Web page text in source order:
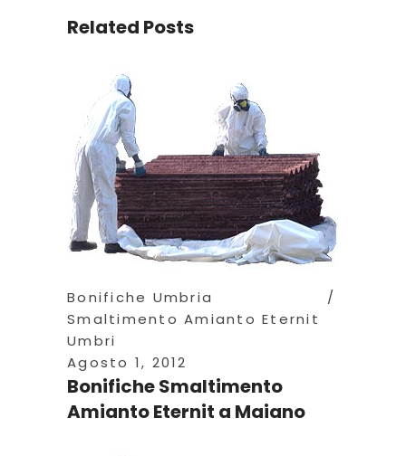
Related Posts
Bonifiche Umbria
Smaltimento Amianto Eternit
Umbri
Agosto 1, 2012
Bonifiche Smaltimento
Amianto Eternit a Maiano